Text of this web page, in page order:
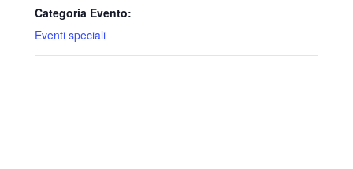
Categoria Evento:
Eventi speciali